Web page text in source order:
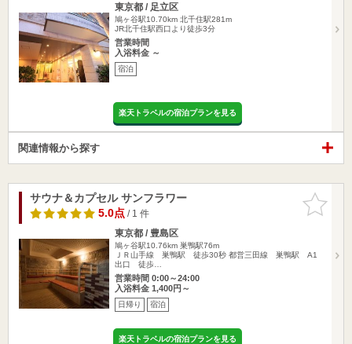
東京都 / 足立区
鳩ヶ谷駅10.70km 北千住駅281m
JR北千住駅西口より徒歩3分
営業時間
入浴料金 ～
宿泊
楽天トラベルの宿泊プランを見る
関連情報から探す
お気に入
りに追加
サウナ＆カプセル サンフラワー
5.0点/ 1 件
東京都 / 豊島区
鳩ヶ谷駅10.76km 巣鴨駅76m
ＪＲ山手線 巣鴨駅 徒歩30秒 都営三田線 巣鴨駅 A1
出口 徒歩…
営業時間 0:00～24:00
入浴料金 1,400円～
日帰り 宿泊
楽天トラベルの宿泊プランを見る